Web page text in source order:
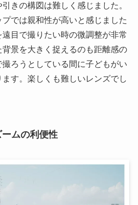
きの構図は難しく感じました。
では親和性が高いと感じました
目で撮りたい時の微調整が非常
景を大きく捉えるのも距離感の
ろうとしている間に子どもがい
す。楽しくも難しいレンズでし
ムの利便性